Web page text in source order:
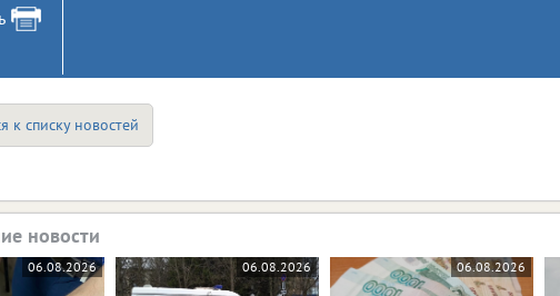
к списку новостей
новости
06.08.2026 06.08.2026 06.08.2026